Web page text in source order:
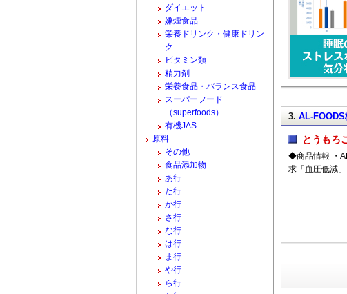
3. AL-
とうもろ
◆商品情報 ・
求「血圧低減
ダイエット
嫌煙食品
栄養ドリンク・健康ドリン
ク
ビタミン類
精力剤
栄養食品・バランス食品
スーパーフード
（superfoods）
有機JAS
原料
その他
食品添加物
あ行
た行
か行
さ行
な行
は行
ま行
や行
ら行